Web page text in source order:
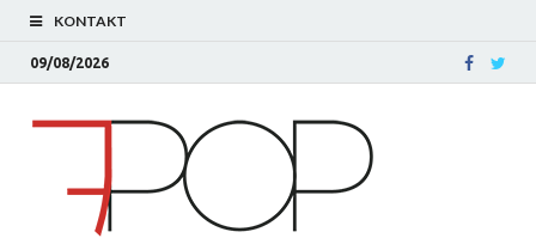
KONTAKT
09/08/2026